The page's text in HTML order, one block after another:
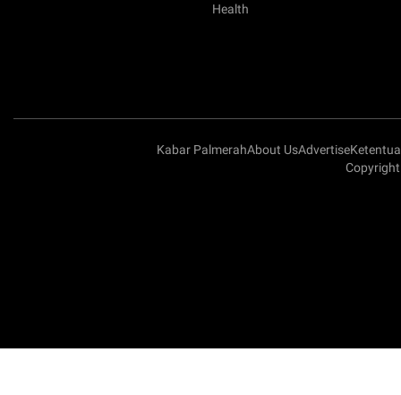
Health
Kabar PalmerahAbout UsAdvertise
Copyright